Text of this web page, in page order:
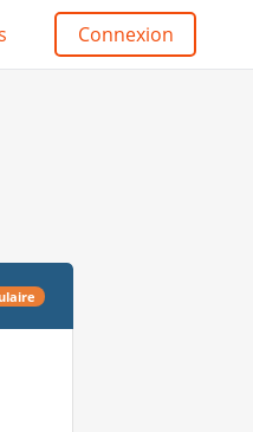
Connexion